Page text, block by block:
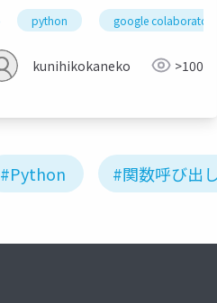
python google colaboratory
kunihikokaneko >100
#Python #関数呼び出し